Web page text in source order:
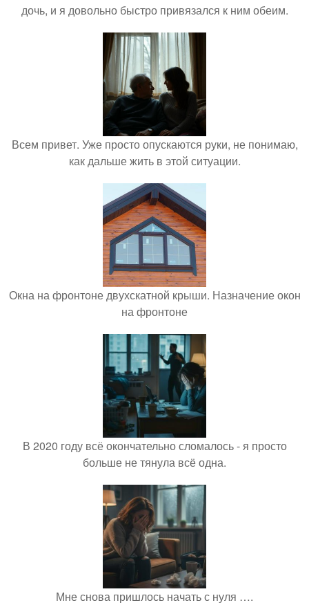
дочь, и я довольно быстро привязался к ним обеим.
Всем привет. Уже просто опускаются руки, не понимаю,
как дальше жить в этой ситуации.
Окна на фронтоне двухскатной крыши. Назначение окон
на фронтоне
В 2020 году всё окончательно сломалось - я просто
больше не тянула всё одна.
Мне снова пришлось начать с нуля ….